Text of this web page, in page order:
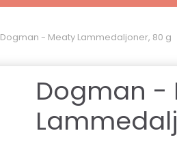
Dogman - Meaty Lammedaljoner, 80 g
Dogman -